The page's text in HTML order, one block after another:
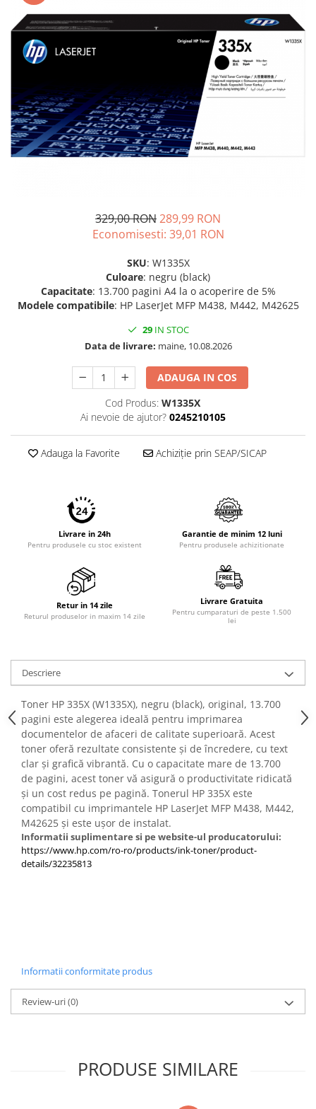
SSD-uri externe
Hard disk-uri externe
Card reader
Adaptoare PCI / PCIe
Camere IP
Accesorii retelistica
PDU
329,00 RON289,99 RON
Economisesti: 39,01 RON
SKU: W1335X
Culoare: negru (black)
Capacitate: 13.700 pagini A4 la o acoperire de 5%
Modele compatibile: HP LaserJet MFP M438, M442, M42625
29IN STOC
Data de livrare: maine, 10.08.2026
ADAUGA IN COS
Cod Produs: W1335X
Ai nevoie de ajutor? 0245210105
Adauga la Favorite Achiziție prin SEAP/SICAP
Livrare in 24h
Pentru produsele cu stoc existent
Garantie de minim 12 luni
Pentru produsele achizitionate
Retur in 14 zile
Returul produselor in maxim 14 zile
Livrare Gratuita
Pentru cumparaturi de peste 1.500
lei
Descriere
Toner HP 335X (W1335X), negru (black), original, 13.700
pagini este alegerea ideală pentru imprimarea
documentelor de afaceri de calitate superioară. Acest
toner oferă rezultate consistente și de încredere, cu text
clar și grafică vibrantă. Cu o capacitate mare de 13.700
de pagini, acest toner vă asigură o productivitate ridicată
și un cost redus pe pagină. Tonerul HP 335X este
compatibil cu imprimantele HP LaserJet MFP M438, M442,
M42625 și este ușor de instalat.
Informatii suplimentare si pe website-ul producatorului:
https://www.hp.com/ro-ro/products/ink-toner/product-
details/32235813
Informatii conformitate produs
Review-uri(0)
PRODUSE SIMILARE